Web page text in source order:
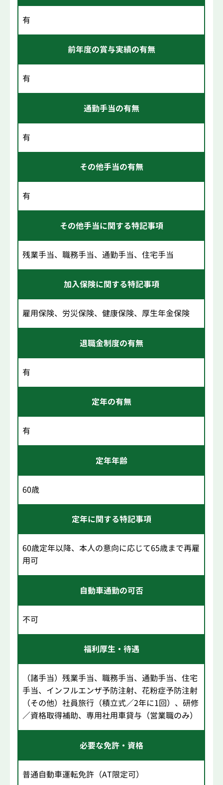
有
前年度の賞与実績の有無
有
通勤手当の有無
有
その他手当の有無
有
その他手当に関する特記事項
残業手当、職務手当、通勤手当、住宅手当
加入保険に関する特記事項
雇用保険、労災保険、健康保険、厚生年金保険
退職金制度の有無
有
定年の有無
有
定年年齢
60歳
定年に関する特記事項
60歳定年以降、本人の意向に応じて65歳まで再雇
用可
自動車通勤の可否
不可
福利厚生・待遇
（諸手当）残業手当、職務手当、通勤手当、住宅
手当、インフルエンザ予防注射、花粉症予防注射
（その他）社員旅行（積立式／2年に1回）、研修
／資格取得補助、専用社用車貸与（営業職のみ）
必要な免許・資格
普通自動車運転免許（AT限定可）